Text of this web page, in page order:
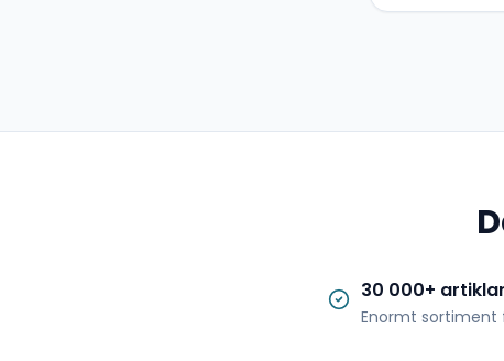
30 000+ artiklar
Enormt sortiment